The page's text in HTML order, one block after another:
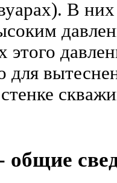
В
этого
для